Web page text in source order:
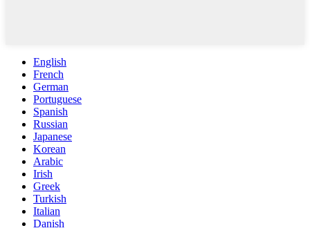
English
French
German
Portuguese
Spanish
Russian
Japanese
Korean
Arabic
Irish
Greek
Turkish
Italian
Danish